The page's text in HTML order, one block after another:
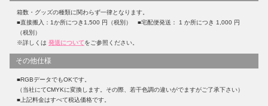
箱数・グッズの種類に関わらず一律となります。
■直接搬入：1か所につき1,500 円（税別） ■宅配便発送： 1 か所につき 1,000 円
（税別）
※詳しくは 発送についてをご参照ください。
その他仕様
■RGBデータでもOKです。
（当社にてCMYKに変換します。その際、若干色調の違いがでますがご了承下さい）
■上記料金はすべて税込価格です。